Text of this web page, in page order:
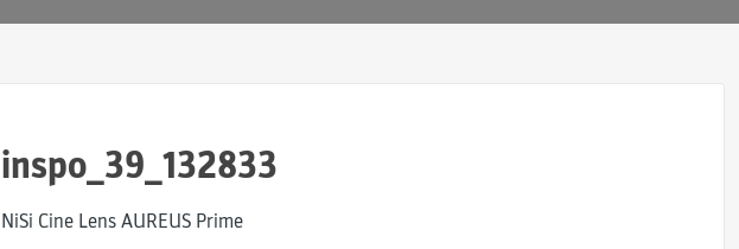
inspo_39_132833
NiSi Cine Lens AUREUS Prime